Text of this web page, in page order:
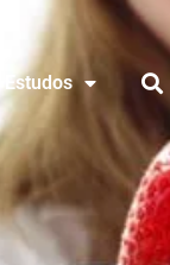
Estudos